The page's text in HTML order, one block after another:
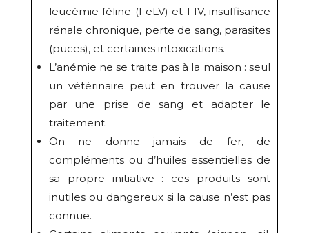
leucémie féline (FeLV) et FIV, insuffisance
rénale chronique, perte de sang, parasites
(puces), et certaines intoxications.
L’anémie ne se traite pas à la maison : seul
un vétérinaire peut en trouver la cause
par une prise de sang et adapter le
traitement.
On ne donne jamais de fer, de
compléments ou d’huiles essentielles de
sa propre initiative : ces produits sont
inutiles ou dangereux si la cause n’est pas
connue.